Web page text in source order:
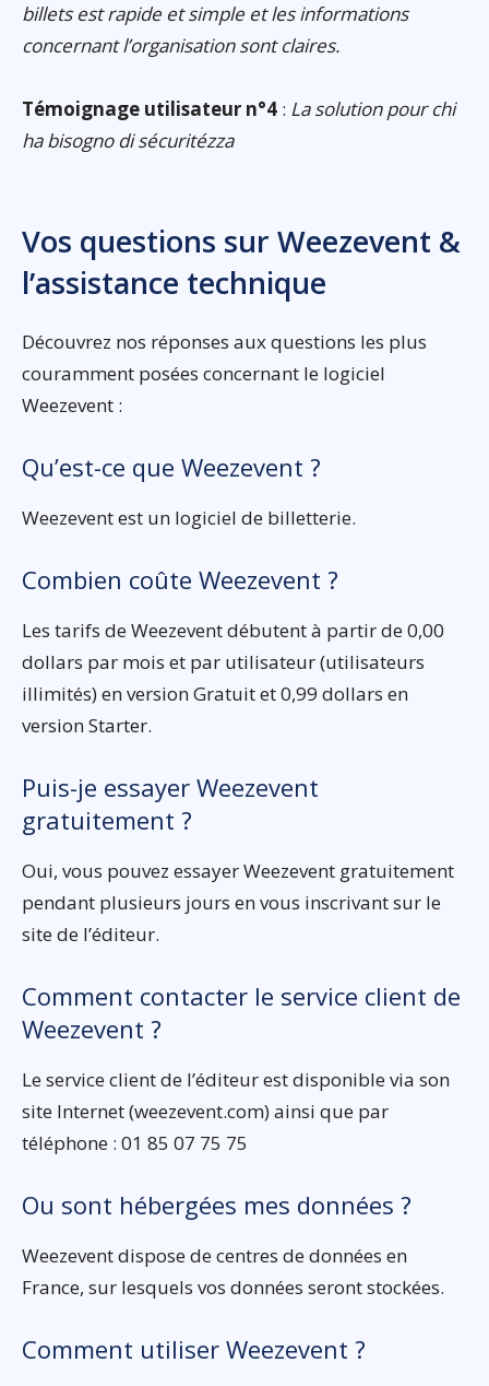
billets est rapide et simple et les informations
concernant l’organisation sont claires.
Témoignage utilisateur n°4 : La solution pour chi
ha bisogno di sécuritézza
Vos questions sur Weezevent &
l’assistance technique
Découvrez nos réponses aux questions les plus
couramment posées concernant le logiciel
Weezevent :
Qu’est-ce que Weezevent ?
Weezevent est un logiciel de billetterie.
Combien coûte Weezevent ?
Les tarifs de Weezevent débutent à partir de 0,00
dollars par mois et par utilisateur (utilisateurs
illimités) en version Gratuit et 0,99 dollars en
version Starter.
Puis-je essayer Weezevent
gratuitement ?
Oui, vous pouvez essayer Weezevent gratuitement
pendant plusieurs jours en vous inscrivant sur le
site de l’éditeur.
Comment contacter le service client de
Weezevent ?
Le service client de l’éditeur est disponible via son
site Internet (weezevent.com) ainsi que par
téléphone : 01 85 07 75 75
Ou sont hébergées mes données ?
Weezevent dispose de centres de données en
France, sur lesquels vos données seront stockées.
Comment utiliser Weezevent ?